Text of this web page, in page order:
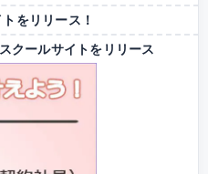
をリリース！
クールサイトをリリース